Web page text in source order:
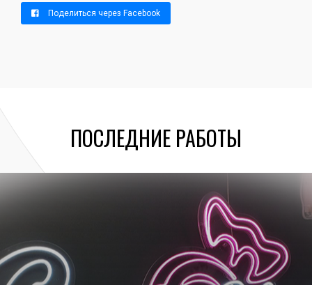
Поделиться через Facebook
ПОСЛЕДНИЕ РАБОТЫ